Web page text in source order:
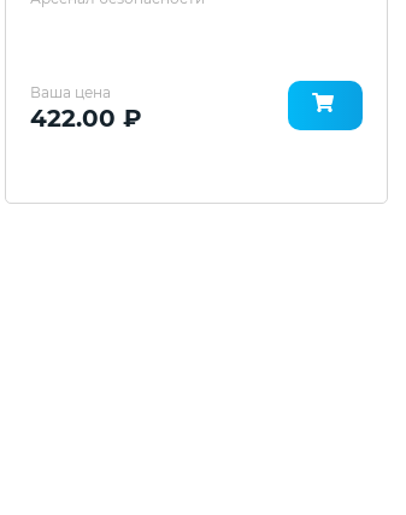
Ваша цена
422.00 ₽